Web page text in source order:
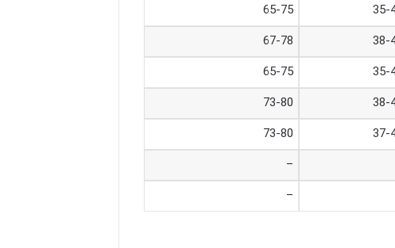
35-
65-75
38-
67-78
35-
65-75
38-
73-80
37-
73-80
–
–